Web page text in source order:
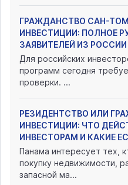
ГРАЖДАНСТВО САН-
ИНВЕСТИЦИИ: ПОЛНОЕ
ЗАЯВИТЕЛЕЙ ИЗ РОССИИ
Для российских
программ сегодня
проверки. ...
РЕЗИДЕНТСТВО ИЛИ
ИНВЕСТИЦИИ: ЧТО
ИНВЕСТОРАМ И КАКИЕ
Панама интересует тех,
покупку недвижимости,
запасной ма...